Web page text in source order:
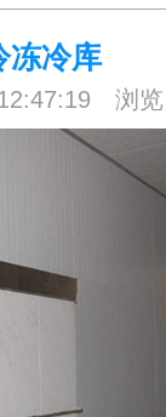
冻冷库
浏览